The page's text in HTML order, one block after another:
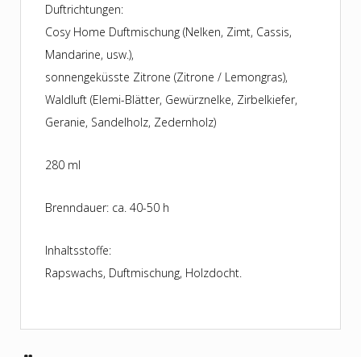
Duftrichtungen:
Cosy Home Duftmischung (Nelken, Zimt, Cassis,
Mandarine, usw.),
sonnengeküsste Zitrone (Zitrone / Lemongras),
Waldluft (Elemi-Blätter, Gewürznelke, Zirbelkiefer,
Geranie, Sandelholz, Zedernholz)
280 ml
Brenndauer: ca. 40-50 h
Inhaltsstoffe:
Rapswachs, Duftmischung, Holzdocht.